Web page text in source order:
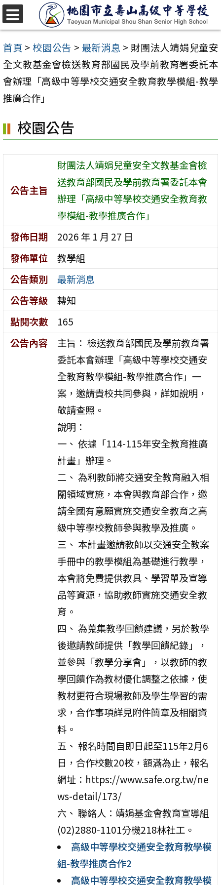
跳
至
主
要
內
容
首頁 > 校園公告 > 最新消息 > 財團法人靖娟兒童安
全文教基金會檢送教育部國民及學前教育署委託本
會辦理「高級中等學校交通安全教育教學模組-教學
推廣合作」
校園公告
公告主旨
財團法人靖娟兒童安全文教基金會檢
送教育部國民及學前教育署委託本會
辦理「高級中等學校交通安全教育教
學模組-教學推廣合作」
發佈日期
2026 年 1 月 27 日
發佈單位
教學組
公告類別
最新消息
公告等級
轉知
點閱次數
165
公告內容
主旨： 檢送教育部國民及學前教育署
委託本會辦理「高級中等學校交通安
全教育教學模組-教學推廣合作」一
案，邀請貴校共同參與，詳如說明，
敬請查照。
說明：
一、 依據「114-115年安全教育推廣
計畫」辦理。
二、 為利教師將交通安全教育融入相
關領域實施，本會與教育部合作，邀
請全國有意願實施交通安全教育之高
級中等學校教師參與教學及推廣。
三、 本計畫邀請教師以交通安全教案
手冊中的教學模組為基礎進行教學，
本會將免費提供教具、學習單及宣導
品等資源，協助教師實施交通安全教
育。
四、 為蒐集教學回饋建議，另於教學
後邀請教師提供「教學回饋紀錄」，
並參與「教學分享會」，以教師的教
學回饋作為教材優化調整之依據，使
教材更符合現場教師及學生學習的需
求，合作事項詳見附件簡章及相關資
料。
五、 報名時間自即日起至115年2月6
日，合作校數20校，額滿為止，報名
網址：https://www.safe.org.tw/ne
ws-detail/173/
六、 聯絡人：靖娟基金會教育宣導組
(02)2880-1101分機218林社工。
高級中等學校交通安全教育教學模
組-教學推廣合作2
高級中等學校交通安全教育教學模
選
單